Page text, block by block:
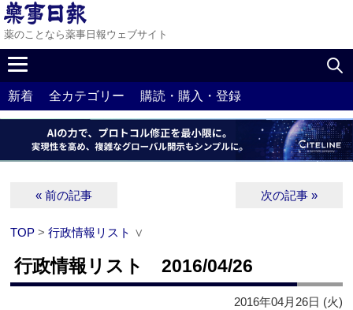
薬のことなら薬事日報ウェブサイト
新着 全カテゴリー 購読・購入・登録
« 前の記事 次の記事 »
TOP >行政情報リスト ∨
行政情報リスト 2016/04/26
2016年04月26日 (火)